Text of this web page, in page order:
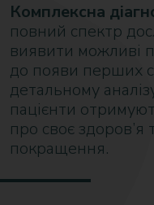
Комплексна
повний спектр
виявити можливі
до появи перших
детальному
пацієнти
про своє
покращення.